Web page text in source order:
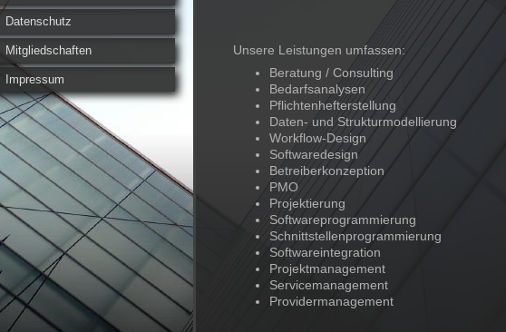
Datenschutz
Mitgliedschaften
Impressum
Unsere Leistungen umfassen:
Beratung / Consulting
Bedarfsanalysen
Pflichtenhefterstellung
Daten- und Strukturmodellierung
Workflow-Design
Softwaredesign
Betreiberkonzeption
PMO
Projektierung
Softwareprogrammierung
Schnittstellenprogrammierung
Softwareintegration
Projektmanagement
Servicemanagement
Providermanagement